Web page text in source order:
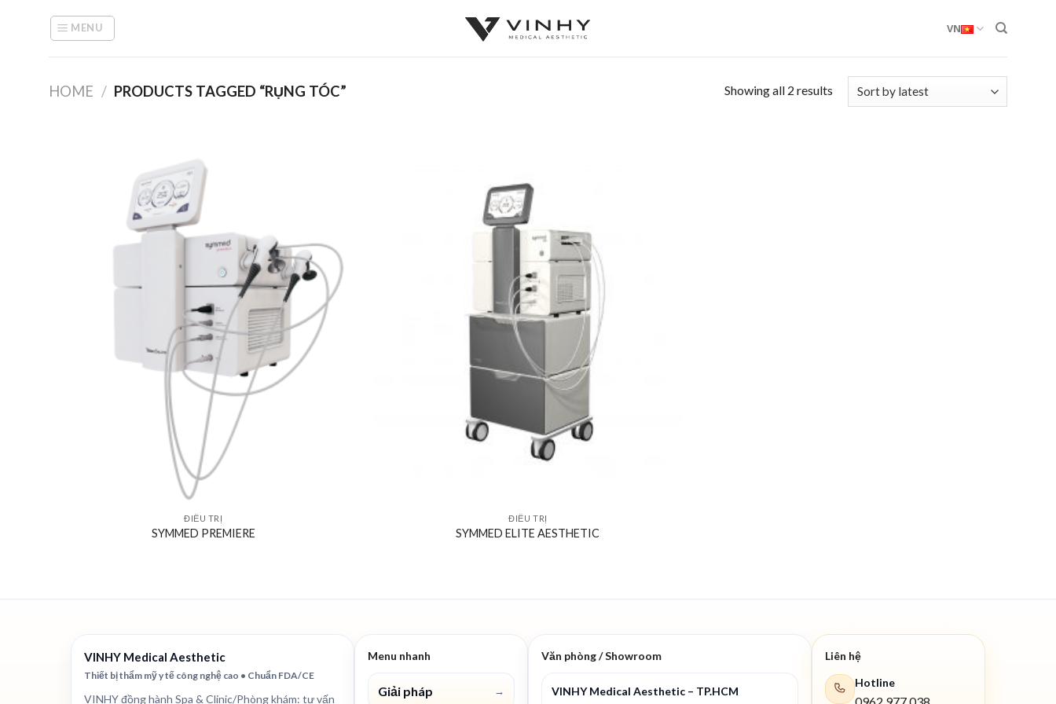
MENU VN
HOME / PRODUCTS TAGGED “RỤNG TÓC” Showing all 2 results
ĐIỀU TRỊ
SYMMED PREMIERE
ĐIỀU TRỊ
SYMMED ELITE AESTHETIC
VINHY Medical Aesthetic
Thiết bị thẩm mỹ y tế công nghệ cao • Chuẩn FDA/CE
VINHY đồng hành Spa & Clinic/Phòng khám: tư vấn
Menu nhanh
Giải pháp →
Văn phòng / Showroom
VINHY Medical Aesthetic – TP.HCM
Liên hệ
Hotline
0962 977 038